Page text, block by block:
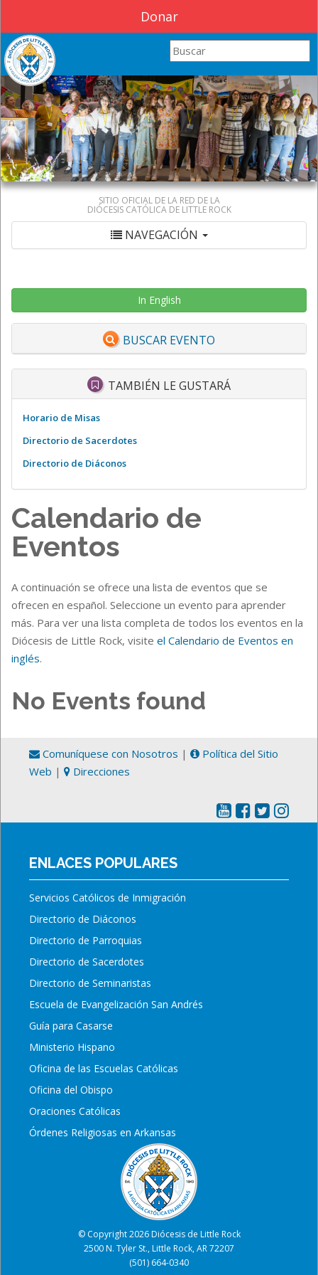
Donar
Search this site
SITIO OFICIAL DE LA RED DE LA
DIÓCESIS CATÓLICA DE LITTLE ROCK
NAVEGACIÓN
In English
BUSCAR EVENTO
TAMBIÉN LE GUSTARÁ
Horario de Misas
Directorio de Sacerdotes
Directorio de Diáconos
Calendario de
Eventos
A continuación se ofrece una lista de eventos que se
ofrecen en español. Seleccione un evento para aprender
más. Para ver una lista completa de todos los eventos en la
Diócesis de Little Rock, visite el Calendario de Eventos en
inglés.
No Events found
Comuníquese con Nosotros |
Política del Sitio
Web | Direcciones
ENLACES POPULARES
Servicios Católicos de Inmigración
Directorio de Diáconos
Directorio de Parroquias
Directorio de Sacerdotes
Directorio de Seminaristas
Escuela de Evangelización San Andrés
Guía para Casarse
Ministerio Hispano
Oficina de las Escuelas Católicas
Oficina del Obispo
Oraciones Católicas
Órdenes Religiosas en Arkansas
© Copyright 2026 Diócesis de Little Rock
2500 N. Tyler St., Little Rock, AR 72207
(501) 664-0340